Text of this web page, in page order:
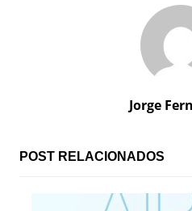
ó
Jorge
POST RELACIONADOS